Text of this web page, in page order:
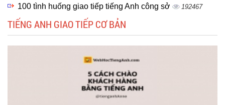
100 tình huống giao tiếp tiếng Anh công sở 192467
TIẾNG ANH GIAO TIẾP CƠ BẢN